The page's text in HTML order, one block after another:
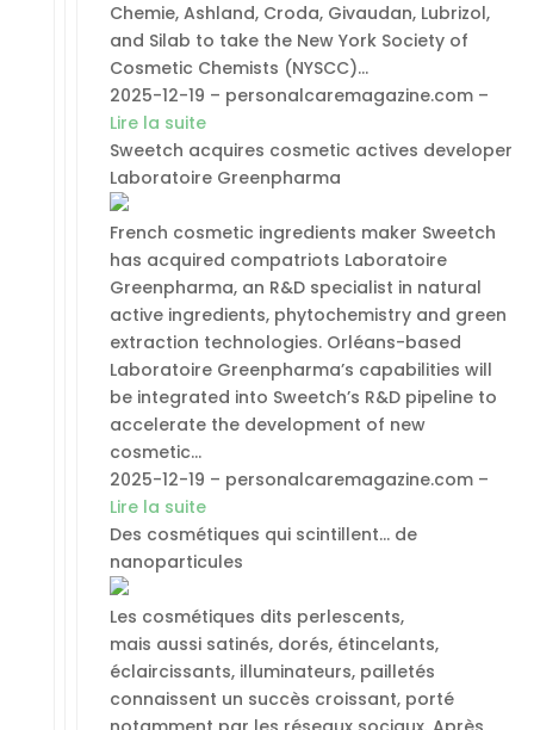
Chemie, Ashland, Croda, Givaudan, Lubrizol,
and Silab to take the New York Society of
Cosmetic Chemists (NYSCC)…
2025-12-19 – personalcaremagazine.com –
Lire la suite
Sweetch acquires cosmetic actives developer
Laboratoire Greenpharma
French cosmetic ingredients maker Sweetch
has acquired compatriots Laboratoire
Greenpharma, an R&D specialist in natural
active ingredients, phytochemistry and green
extraction technologies. Orléans-based
Laboratoire Greenpharma’s capabilities will
be integrated into Sweetch’s R&D pipeline to
accelerate the development of new
cosmetic…
2025-12-19 – personalcaremagazine.com –
Lire la suite
Des cosmétiques qui scintillent… de
nanoparticules
Les cosmétiques dits perlescents,
mais aussi satinés, dorés, étincelants,
éclaircissants, illuminateurs, pailletés
connaissent un succès croissant, porté